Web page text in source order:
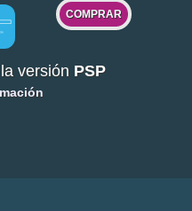
COMPRAR
versión PSP